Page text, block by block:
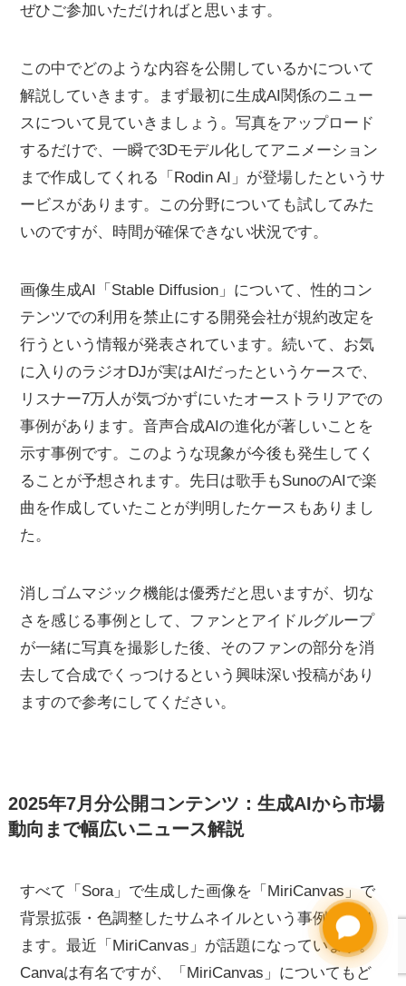
ぜひご参加いただければと思います。
この中でどのような内容を公開しているかについて
解説していきます。まず最初に生成AI関係のニュー
スについて見ていきましょう。写真をアップロード
するだけで、一瞬で3Dモデル化してアニメーション
まで作成してくれる「Rodin AI」が登場したというサ
ービスがあります。この分野についても試してみた
いのですが、時間が確保できない状況です。
画像生成AI「Stable Diffusion」について、性的コン
テンツでの利用を禁止にする開発会社が規約改定を
行うという情報が発表されています。続いて、お気
に入りのラジオDJが実はAIだったというケースで、
リスナー7万人が気づかずにいたオーストラリアでの
事例があります。音声合成AIの進化が著しいことを
示す事例です。このような現象が今後も発生してく
ることが予想されます。先日は歌手もSunoのAIで楽
曲を作成していたことが判明したケースもありまし
た。
消しゴムマジック機能は優秀だと思いますが、切な
さを感じる事例として、ファンとアイドルグループ
が一緒に写真を撮影した後、そのファンの部分を消
去して合成でくっつけるという興味深い投稿があり
ますので参考にしてください。
2025年7月分公開コンテンツ：生成AIから市場
動向まで幅広いニュース解説
すべて「Sora」で生成した画像を「MiriCanvas」で
背景拡張・色調整したサムネイルという事例があり
ます。最近「MiriCanvas」が話題になっています。
Canvaは有名ですが、「MiriCanvas」についてもど
Need help?